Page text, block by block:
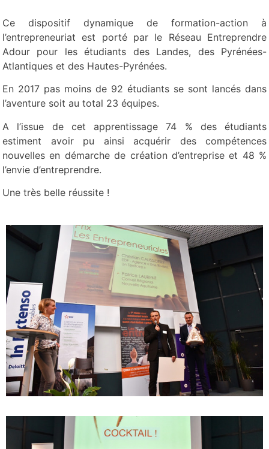
Ce dispositif dynamique de formation-action à
l’entrepreneuriat est porté par le Réseau Entreprendre
Adour pour les étudiants des Landes, des Pyrénées-
Atlantiques et des Hautes-Pyrénées.
En 2017 pas moins de 92 étudiants se sont lancés dans
l’aventure soit au total 23 équipes.
A l’issue de cet apprentissage 74 % des étudiants
estiment avoir pu ainsi acquérir des compétences
nouvelles en démarche de création d’entreprise et 48 %
l’envie d’entreprendre.
Une très belle réussite !